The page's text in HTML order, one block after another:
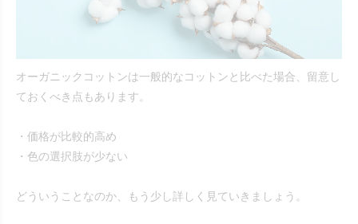
オーガニックコットンは一般的なコットンと比べた場合、留意し
ておくべき点もあります。
・価格が比較的高め
・色の選択肢が少ない
どういうことなのか、もう少し詳しく見ていきましょう。